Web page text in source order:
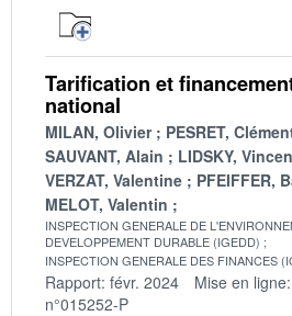
Tarification et
national
MILAN, Olivier
PESRET,
SAUVANT, Alain
LIDSKY,
VERZAT, Valentine
PFEIFFER,
MELOT, Valentin
INSPECTION GENERALE DE
DEVELOPPEMENT DURABLE (IGEDD)
INSPECTION GENERALE DES FINANCES
Rapport: févr. 2024 Mise en
n°015252-P